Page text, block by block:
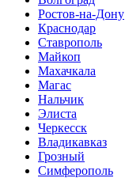
Ростов-на-Дону
Краснодар
Ставрополь
Майкоп
Махачкала
Магас
Нальчик
Элиста
Черкесск
Владикавказ
Грозный
Симферополь